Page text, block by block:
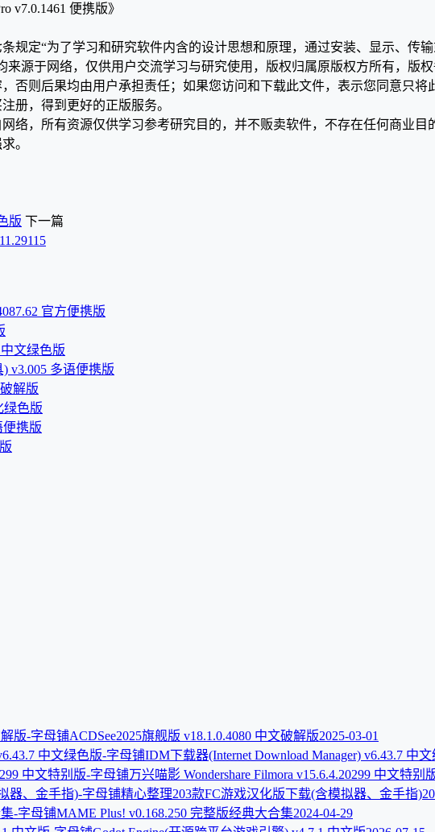
v7.0.1461 便携版》
规定“为了学习和研究软件内含的设计思想和原理，通过安装、显示、传
来源于网络，仅供用户交流学习与研究使用，版权归属原版权方所有，版
否则后果均由用户承担责任；如果您访问和下载此文件，表示您同意只
册，得到更好的正版服务。
络，所有资源仅供学习参考研究目的，并不贩卖软件，不存在任何商业
。
版 下一篇
官方便携版
文绿色版
) v3.005 多语便携版
解版
绿色版
便携版
ACDSee2025旗舰版 v18.1.0.4080 中文破解版2025-03-01
IDM下载器(Internet Download Manager) v6.43.7 中
万兴喵影 Wondershare Filmora v15.6.4.20299 中文特别
精心整理203款FC游戏汉化版下载(含模拟器、金手指)
MAME Plus! v0.168.250 完整版经典大合集2024-04-29